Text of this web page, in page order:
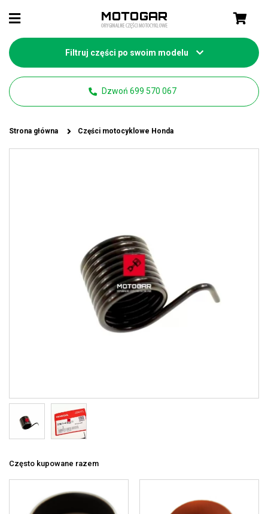
Filtruj części po swoim modelu
Dzwoń 699 570 067
Strona główna Części motocyklowe Honda
Często kupowane razem